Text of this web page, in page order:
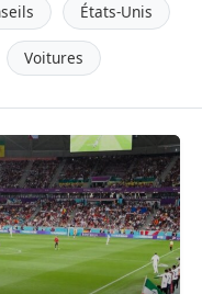
États-Unis
Voitures